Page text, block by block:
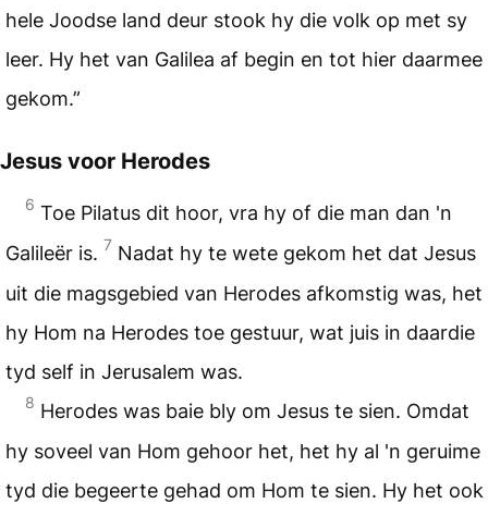
hele Joodse land deur stook hy die volk op met sy
leer. Hy het van Galilea af begin en tot hier daarmee
gekom.”
Jesus voor Herodes
6 Toe Pilatus dit hoor, vra hy of die man dan 'n
Galileër is. 7 Nadat hy te wete gekom het dat Jesus
uit die magsgebied van Herodes afkomstig was, het
hy Hom na Herodes toe gestuur, wat juis in daardie
tyd self in Jerusalem was.
8 Herodes was baie bly om Jesus te sien. Omdat
hy soveel van Hom gehoor het, het hy al 'n geruime
tyd die begeerte gehad om Hom te sien. Hy het ook